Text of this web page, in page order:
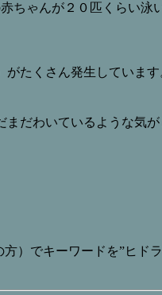
ちゃんが２０匹くらい泳
たくさん発生しています
だわいているような気が
）でキーワードを”ヒド